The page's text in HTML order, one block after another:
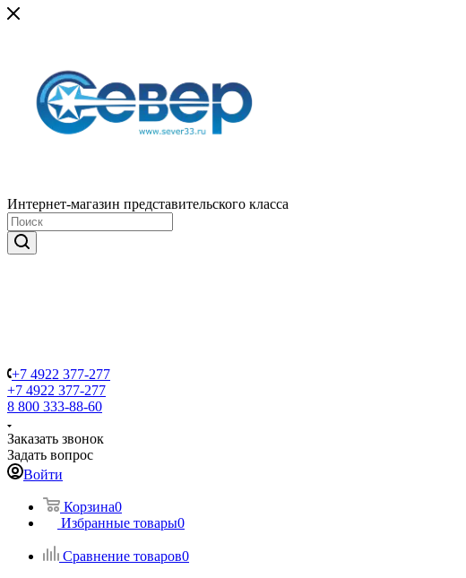
Интернет-магазин представительского класса
+7 4922 377-277
+7 4922 377-277
8 800 333-88-60
Заказать звонок
Задать вопрос
Войти
Корзина0
Избранные товары0
Сравнение товаров0